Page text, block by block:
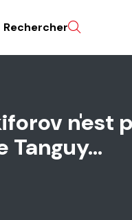
Rechercher
n'est
Tanguy...